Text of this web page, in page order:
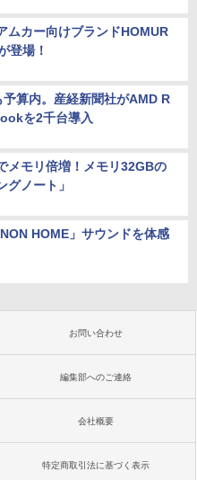
ムカー向けブランドHOMUR
登場！
予算内。産経新聞社がAMD R
を2千台導入
メモリ倍増！メモリ32GBの
グノート」
HOME」サウンドを体感
お問い合わせ
編集部へのご連絡
会社概要
特定商取引法に基づく表示